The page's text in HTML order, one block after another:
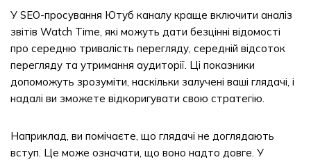
У SEO-просування Ютуб каналу краще включити аналіз
звітів Watch Time, які можуть дати безцінні відомості
про середню тривалість перегляду, середній відсоток
перегляду та утримання аудиторії. Ці показники
допоможуть зрозуміти, наскільки залучені ваші глядачі, і
надалі ви зможете відкоригувати свою стратегію.
Наприклад, ви помічаєте, що глядачі не доглядають
вступ. Це може означати, що воно надто довге. У